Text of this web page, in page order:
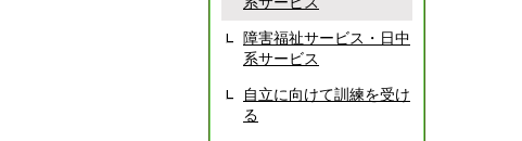
障害福祉サービス・日中
系サービス
自立に向けて訓練を受け
る